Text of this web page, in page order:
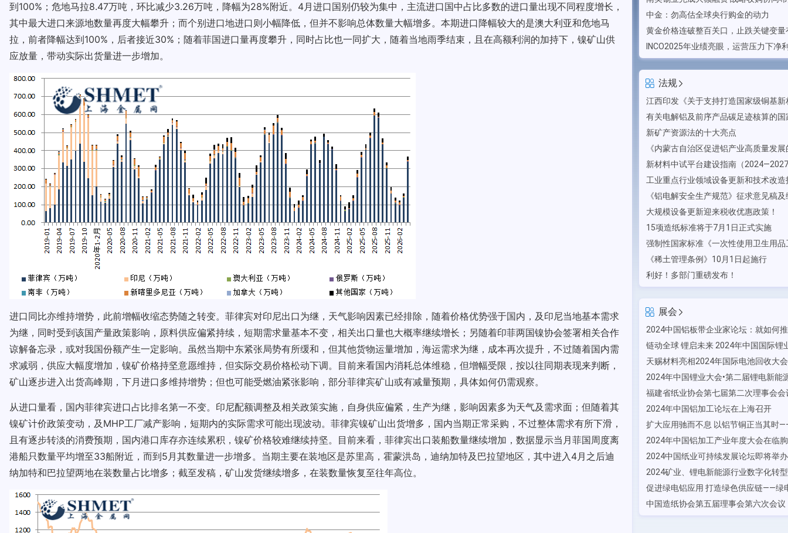
到100%；危地马拉8.47万吨，环比减少3.26万吨，降幅为28%附近。4月进口国别仍较为集中，主流进口国中占比多数的进口量出现不同程度增长，
其中最大进口来源地数量再度大幅攀升；而个别进口地进口则小幅降低，但并不影响总体数量大幅增多。本期进口降幅较大的是澳大利亚和危地马
拉，前者降幅达到100%，后者接近30%；随着菲国进口量再度攀升，同时占比也一同扩大，随着当地雨季结束，且在高额利润的加持下，镍矿山供
应放量，带动实际出货量进一步增加。
进口同比亦维持增势，此前增幅收缩态势随之转变。菲律宾对印尼出口为继，天气影响因素已经排除，随着价格优势强于国内，及印尼当地基本需求
为继，同时受到该国产量政策影响，原料供应偏紧持续，短期需求量基本不变，相关出口量也大概率继续增长；另随着印菲两国镍协会签署相关合作
谅解备忘录，或对我国份额产生一定影响。虽然当期中东紧张局势有所缓和，但其他货物运量增加，海运需求为继，成本再次提升，不过随着国内需
求减弱，供应大幅度增加，镍矿价格持坚意愿维持，但实际交易价格松动下调。目前来看国内消耗总体维稳，但增幅受限，按以往同期表现来判断，
矿山逐步进入出货高峰期，下月进口多维持增势；但也可能受燃油紧张影响，部分菲律宾矿山或有减量预期，具体如何仍需观察。
从进口量看，国内菲律宾进口占比排名第一不变。印尼配额调整及相关政策实施，自身供应偏紧，生产为继，影响因素多为天气及需求面；但随着其
镍矿计价政策变动，及MHP工厂减产影响，短期内的实际需求可能出现波动。菲律宾镍矿山出货增多，国内当期正常采购，不过整体需求有所下滑，
且有逐步转淡的消费预期，国内港口库存亦连续累积，镍矿价格较难继续持坚。目前来看，菲律宾出口装船数量继续增加，数据显示当月菲国周度离
港船只数量平均增至33船附近，而到5月其数量进一步增多。当期主要在装地区是苏里高，霍蒙洪岛，迪纳加特及巴拉望地区，其中进入4月之后迪
纳加特和巴拉望两地在装数量占比增多；截至发稿，矿山发货继续增多，在装数量恢复至往年高位。
中金：勿高估全球央行购金的动力
黄金价格连破整百关口，止跌关键变量
法规
新矿产资源法的十大亮点
大规模设备更新迎来税收优惠政策！
15项造纸标准将于7月1日正式实施
《稀土管理条例》10月1日起施行
利好！多部门重磅发布！
展会
2024年中国铝加工论坛在上海召开
2024年中国铝加工产业年度大会在临
2024中国纸业可持续发展论坛即将举办